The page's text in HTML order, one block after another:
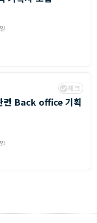
체크
련 Back office 기획